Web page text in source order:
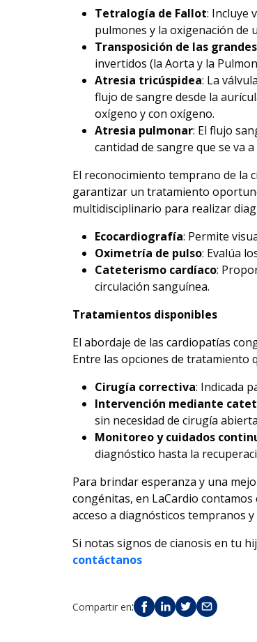
Tetralogía de Fallot: Incluye
pulmones y la oxigenación de
Transposición de las
invertidos (la Aorta y la
Atresia tricúspidea: La
flujo de sangre desde la
oxígeno y con oxígeno.
Atresia pulmonar: El flujo
cantidad de sangre que se va
El reconocimiento temprano de la
garantizar un tratamiento
multidisciplinario para realizar
Ecocardiografía: Permite
Oximetría de pulso: Evalúa
Cateterismo cardíaco:
circulación sanguínea.
Tratamientos disponibles
El abordaje de las cardiopatías
Entre las opciones de tratamiento
Cirugía correctiva: Indicada
Intervención mediante
sin necesidad de cirugía
Monitoreo y cuidados
diagnóstico hasta la
Para brindar esperanza y una
congénitas, en LaCardio
acceso a diagnósticos tempranos
Si notas signos de cianosis en tu
contáctanos
Compartir en: